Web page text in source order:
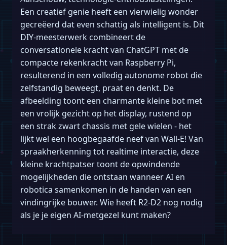
Een creatief genie heeft een vierwielig wonder
gecreëerd dat even schattig als intelligent is. Dit
DIY-meesterwerk combineert de
conversationele kracht van ChatGPT met de
compacte rekenkracht van Raspberry Pi,
resulterend in een volledig autonome robot die
zelfstandig beweegt, praat en denkt. De
afbeelding toont een charmante kleine bot met
een vrolijk gezicht op het display, rustend op
een strak zwart chassis met gele wielen - het
lijkt wel een hoogbegaafde neef van Wall-E! Van
spraakherkenning tot realtime interactie, deze
kleine krachtpatser toont de opwindende
mogelijkheden die ontstaan wanneer AI en
robotica samenkomen in de handen van een
vindingrijke bouwer. Wie heeft R2-D2 nog nodig
als je je eigen AI-metgezel kunt maken?